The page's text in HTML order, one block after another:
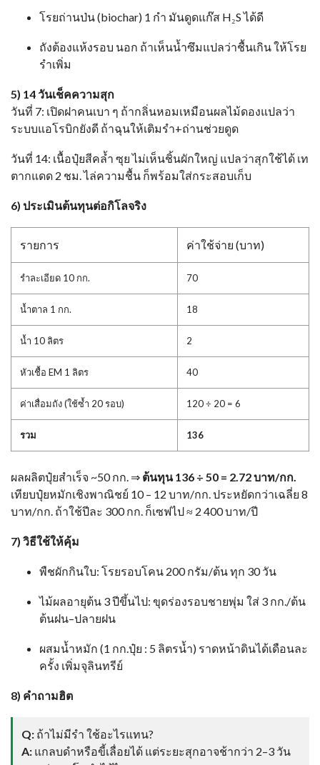
โรยถ่านป่น (biochar) 1 กำ มันดูดแก๊ส H₂S ได้ดี
ถังต้องแห้งรอบ นอก ถ้าเห็นน้ำซึมแปลว่าชื้นเกิน ให้โรย
รำเพิ่ม
5) 14 วันเช็คความสุก
วันที่ 7: เปิดฝาคนเบา ๆ ถ้ากลิ่นหอมเหมือนผลไม้ดองแปลว่า
ระบบแอโรบิกยังดี ถ้าฉุนให้เติมรำ+ถ่านช่วยดูด
วันที่ 14: เนื้อปุ๋ยสีคล้ำ ซุย ไม่เห็นชิ้นผักใหญ่ แปลว่าสุกใช้ได้ เท
ตากแดด 2 ชม. ไล่ความชื้น ก็พร้อมใส่กระสอบเก็บ
6) ประเมินต้นทุนต่อกิโลจริง
รายการ ค่าใช้จ่าย (บาท)
รำละเอียด 10 กก. 70
น้ำตาล 1 กก. 18
น้ำ 10 ลิตร 2
หัวเชื้อ EM 1 ลิตร 40
ค่าเสื่อมถัง (ใช้ซ้ำ 20 รอบ) 120 ÷ 20 = 6
รวม 136
ผลผลิตปุ๋ยสำเร็จ ~50 กก. ⇒ ต้นทุน 136 ÷ 50 = 2.72 บาท/กก.
เทียบปุ๋ยหมักเชิงพาณิชย์ 10 – 12 บาท/กก. ประหยัดกว่าเฉลี่ย 8
บาท/กก. ถ้าใช้ปีละ 300 กก. ก็เซฟไป ≈ 2 400 บาท/ปี
7) วิธีใช้ให้คุ้ม
พืชผักกินใบ: โรยรอบโคน 200 กรัม/ต้น ทุก 30 วัน
ไม้ผลอายุต้น 3 ปีขึ้นไป: ขุดร่องรอบชายพุ่ม ใส่ 3 กก./ต้น
ต้นฝน–ปลายฝน
ผสมน้ำหมัก (1 กก.ปุ๋ย : 5 ลิตรน้ำ) ราดหน้าดินได้เดือนละ
ครั้ง เพิ่มจุลินทรีย์
8) คำถามฮิต
Q: ถ้าไม่มีรำ ใช้อะไรแทน?
A: แกลบดำหรือขี้เลื่อยได้ แต่ระยะสุกอาจช้ากว่า 2–3 วัน